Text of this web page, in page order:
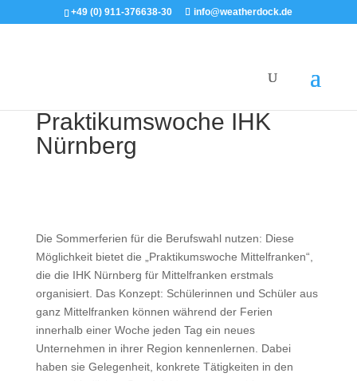
+49 (0) 911-376638-30 info@weatherdock.de
Praktikumswoche IHK
Nürnberg
Die Sommerferien für die Berufswahl nutzen: Diese
Möglichkeit bietet die „Praktikumswoche Mittelfranken“,
die die IHK Nürnberg für Mittelfranken erstmals
organisiert. Das Konzept: Schülerinnen und Schüler aus
ganz Mittelfranken können während der Ferien
innerhalb einer Woche jeden Tag ein neues
Unternehmen in ihrer Region kennenlernen. Dabei
haben sie Gelegenheit, konkrete Tätigkeiten in den